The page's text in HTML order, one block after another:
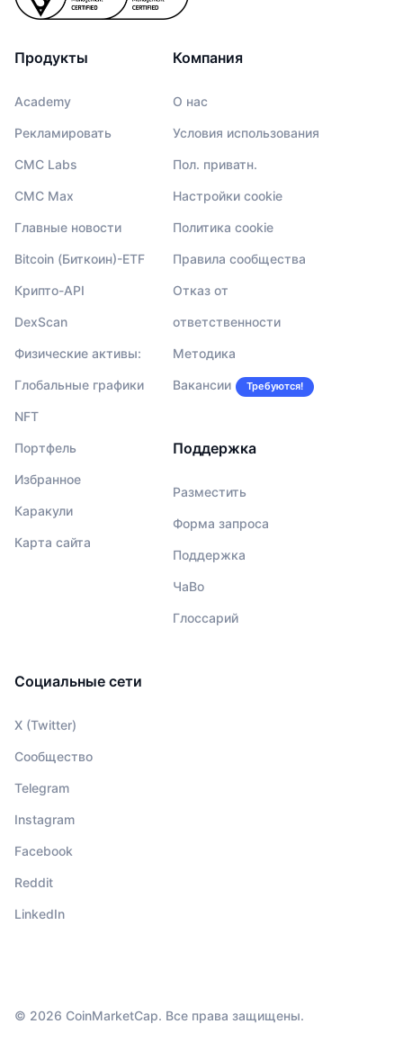
Продукты
Academy
Рекламировать
CMC Labs
CMC Max
Главные новости
Bitcoin (Биткоин)-ETF
Крипто-API
DexScan
Физические активы:
Глобальные графики
NFT
Портфель
Избранное
Каракули
Карта сайта
Компания
О нас
Условия использования
Пол. приватн.
Настройки cookie
Политика cookie
Правила сообщества
Отказ от
ответственности
Методика
Вакансии Требуются!
Поддержка
Разместить
Форма запроса
Поддержка
ЧаВо
Глоссарий
Социальные сети
X (Twitter)
Сообщество
Telegram
Instagram
Facebook
Reddit
LinkedIn
© 2026 CoinMarketCap. Все права защищены.